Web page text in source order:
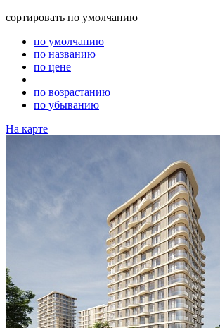
сортировать по умолчанию
по умолчанию
по названию
по цене
по возрастанию
по убыванию
На карте